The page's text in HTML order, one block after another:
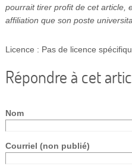
pourrait tirer profit de cet article,
affiliation que son poste
Licence : Pas de licence
Répondre à cet
Nom
Courriel (non publié)